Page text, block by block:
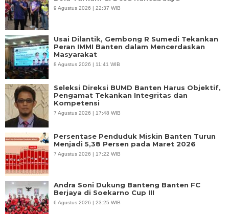
9 Agustus 2026 | 22:37 WIB
Usai Dilantik, Gembong R Sumedi Tekankan
Peran IMMI Banten dalam Mencerdaskan
Masyarakat
8 Agustus 2026 | 11:41 WIB
Seleksi Direksi BUMD Banten Harus Objektif,
Pengamat Tekankan Integritas dan
Kompetensi
7 Agustus 2026 | 17:48 WIB
Persentase Penduduk Miskin Banten Turun
Menjadi 5,38 Persen pada Maret 2026
7 Agustus 2026 | 17:22 WIB
Andra Soni Dukung Banteng Banten FC
Berjaya di Soekarno Cup III
6 Agustus 2026 | 23:25 WIB